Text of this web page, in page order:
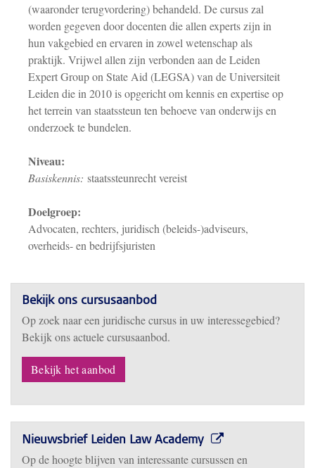
(waaronder terugvordering) behandeld. De cursus zal
worden gegeven door docenten die allen experts zijn in
hun vakgebied en ervaren in zowel wetenschap als
praktijk. Vrijwel allen zijn verbonden aan de Leiden
Expert Group on State Aid (LEGSA) van de Universiteit
Leiden die in 2010 is opgericht om kennis en expertise op
het terrein van staatssteun ten behoeve van onderwijs en
onderzoek te bundelen.
Niveau:
Basiskennis: staatssteunrecht vereist
Doelgroep:
Advocaten, rechters, juridisch (beleids-)adviseurs,
overheids- en bedrijfsjuristen
Bekijk ons cursusaanbod
Op zoek naar een juridische cursus in uw interessegebied?
Bekijk ons actuele cursusaanbod.
Bekijk het aanbod
Nieuwsbrief Leiden Law Academy
Op de hoogte blijven van interessante cursussen en